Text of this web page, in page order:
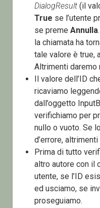
DialogResult(il
True se l’utente
se preme Annulla
la chiamata ha
tale valore è true,
Altrimenti daremo
Il valore dell’ID
ricaviamo
dall’oggetto
verifichiamo per
nullo o vuoto. Se
d’errore,
Prima di tutto
altro autore con il
utente, se l’ID
ed usciamo, se
proseguiamo.